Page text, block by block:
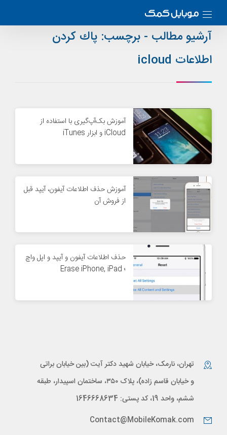
آرشیو مطالب - برچسب: پاك كردن
اطلاعات icloud
آموزش بک‌آپ‌گیری با استفاده از
iCloud و ابزار iTunes
آموزش حذف اطلاعات آیفون، آیپد قبل
از فروش آن
حذف اطلاعات آیفون و آیپد و اپل واچ
؛ Erase iPhone, iPad
تهران، نارمک، خیابان شهید دکتر آیت (بین خیابان براتی
و خیابان قاسم زاده)، پلاک ۳۵۰، ساختمان اسپیدار، طبقه
ششم، واحد 19، کد پستی: 1646668634
Contact@MobileKomak.com